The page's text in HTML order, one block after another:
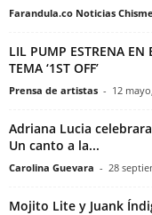
Farandula.co Noticias
LIL PUMP ESTRENA EN
TEMA ‘1ST OFF’
Prensa de artistas - 12
Adriana Lucia
Un canto a la...
Carolina Guevara - 28
Mojito Lite y Juank